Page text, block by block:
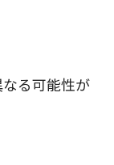
る可能性が